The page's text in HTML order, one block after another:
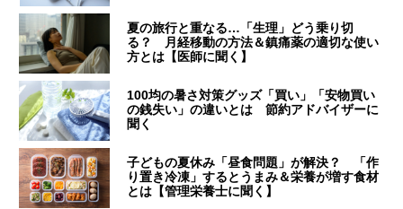
夏の旅行と重なる…「生理」どう乗り切
る？ 月経移動の方法＆鎮痛薬の適切な使い
方とは【医師に聞く】
100均の暑さ対策グッズ「買い」「安物買い
の銭失い」の違いとは 節約アドバイザーに
聞く
子どもの夏休み「昼食問題」が解決？ 「作
り置き冷凍」するとうまみ＆栄養が増す食材
とは【管理栄養士に聞く】